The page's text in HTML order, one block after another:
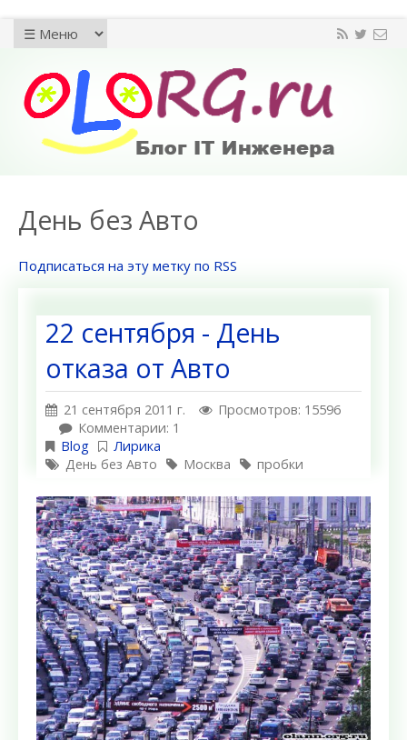
День без Авто
Подписаться на эту метку по RSS
22 сентября - День
отказа от Авто
21 сентября 2011 г.
Просмотров: 15596
Комментарии: 1
Blog
Лирика
День без Авто
Москва пробки